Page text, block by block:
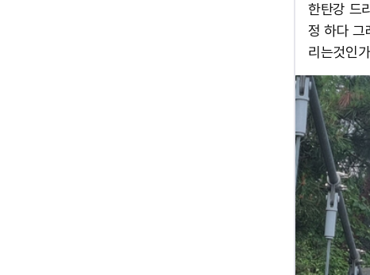
한탄강 드
정 하다 그
리는것인